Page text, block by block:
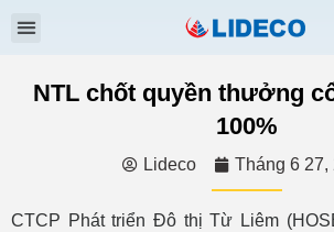
NTL chốt quyền thưởng
100%
Lideco Tháng 6 27,
CTCP Phát triển Đô thị Từ Liêm